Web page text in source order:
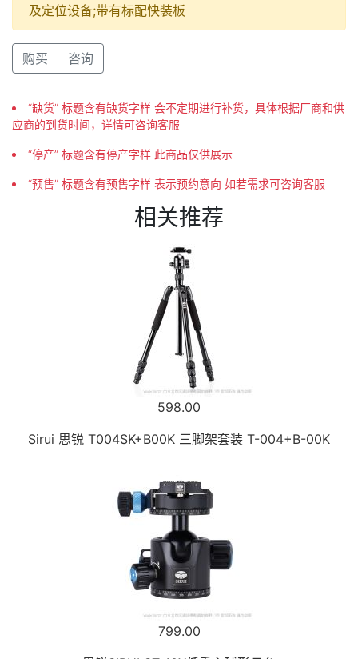
及定位设备;带有标配快装板
购买 咨询
“缺货” 标题含有缺货字样 会不定期进行补货，具体根据厂商和供
应商的到货时间，详情可咨询客服
“停产” 标题含有停产字样 此商品仅供展示
“预售” 标题含有预售字样 表示预约意向 如若需求可咨询客服
相关推荐
598.00
Sirui 思锐 T004SK+B00K 三脚架套装 T-004+B-00K
799.00